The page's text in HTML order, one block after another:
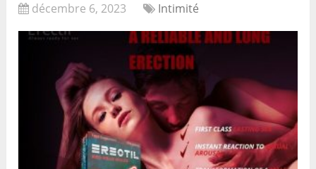
décembre 6, 2023 Intimité